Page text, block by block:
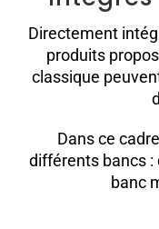
Directement
produits
classique
Dans ce
différents bancs
banc